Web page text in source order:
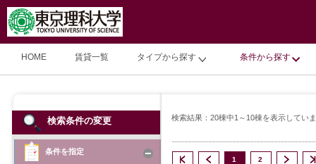
検索条件の変更
条件を指定
HOME 賃貸一覧 タイプから探す 条件から探す
検索結果：20棟中1～10棟を表示してい
1 2